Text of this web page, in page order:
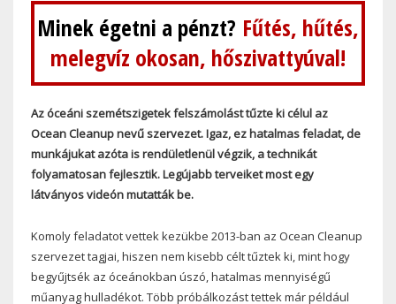
Minek égetni a pénzt? Fűtés, hűtés,
melegvíz okosan, hőszivattyúval!
Az óceáni szemétszigetek felszámolást tűzte ki célul az
Ocean Cleanup nevű szervezet. Igaz, ez hatalmas feladat, de
munkájukat azóta is rendületlenül végzik, a technikát
folyamatosan fejlesztik. Legújabb terveiket most egy
látványos videón mutatták be.
Komoly feladatot vettek kezükbe 2013-ban az Ocean Cleanup
szervezet tagjai, hiszen nem kisebb célt tűztek ki, mint hogy
begyűjtsék az óceánokban úszó, hatalmas mennyiségű
műanyag hulladékot. Több próbálkozást tettek már például